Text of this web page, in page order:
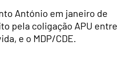
António em janeiro de
pela coligação APU
e o MDP/CDE.